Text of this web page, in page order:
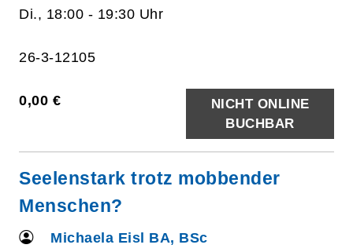
Di., 18:00 - 19:30 Uhr
26-3-12105
0,00 €
NICHT ONLINE
BUCHBAR
Seelenstark trotz mobbender
Menschen?
Michaela Eisl BA, BSc